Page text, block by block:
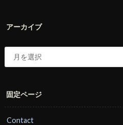
アーカイブ
固定ページ
Contact